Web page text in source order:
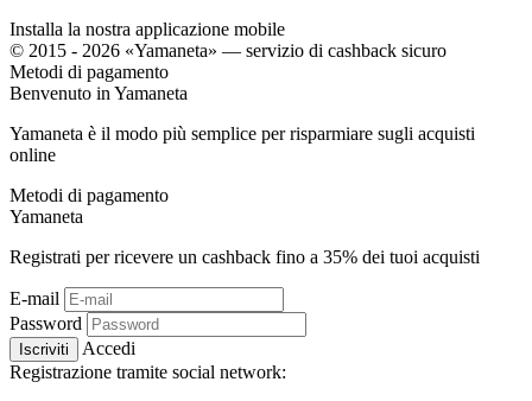
Installa la nostra applicazione mobile
© 2015 - 2026 «Yamaneta» — servizio di cashback sicuro
Metodi di pagamento
Benvenuto in Yamaneta
Yamaneta è il modo più semplice per risparmiare sugli acquisti
online
Metodi di pagamento
Yamaneta
Registrati per ricevere un cashback fino a 35% dei tuoi acquisti
E-mail
Password
Iscriviti
Accedi
Registrazione tramite social network: